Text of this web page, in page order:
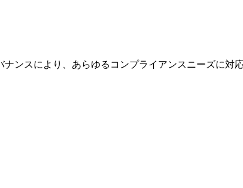
ンスにより、あらゆるコンプライアンスニーズに